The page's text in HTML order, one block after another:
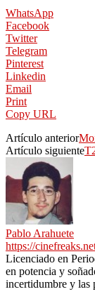
WhatsApp
Facebook
Twitter
Telegram
Pinterest
Linkedin
Email
Print
Copy URL
Artículo anterior
Artículo siguiente
Pablo Arahuete
https://
Licenciado en
en potencia y
incertidumbre y las